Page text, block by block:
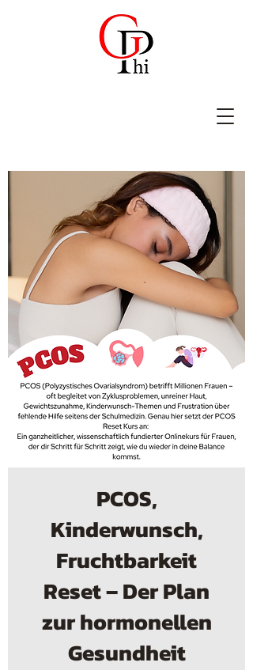
PCOS,
Kinderwunsch,
Fruchtbarkeit
Reset – Der Plan
zur hormonellen
Gesundheit